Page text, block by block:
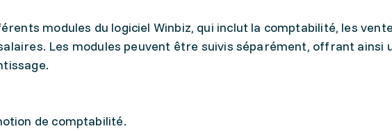
modules du logiciel Winbiz, qui inclut la comptabilité, les
Les modules peuvent être suivis séparément, offrant ainsi
de comptabilité.